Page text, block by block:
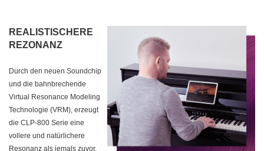
REALISTISCHERE
REZONANZ
Durch den neuen Soundchip
und die bahnbrechende
Virtual Resonance Modeling
Technologie (VRM), erzeugt
die CLP-800 Serie eine
vollere und natürlichere
Resonanz als jemals zuvor.